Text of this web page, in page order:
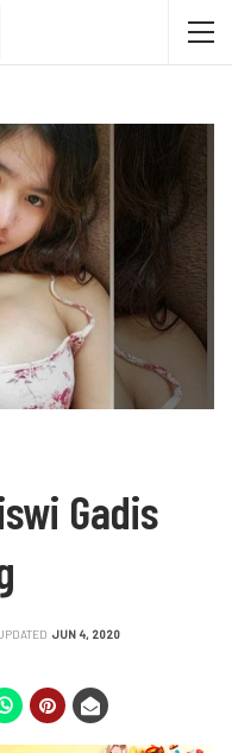
Gadis
JUN 4, 2020